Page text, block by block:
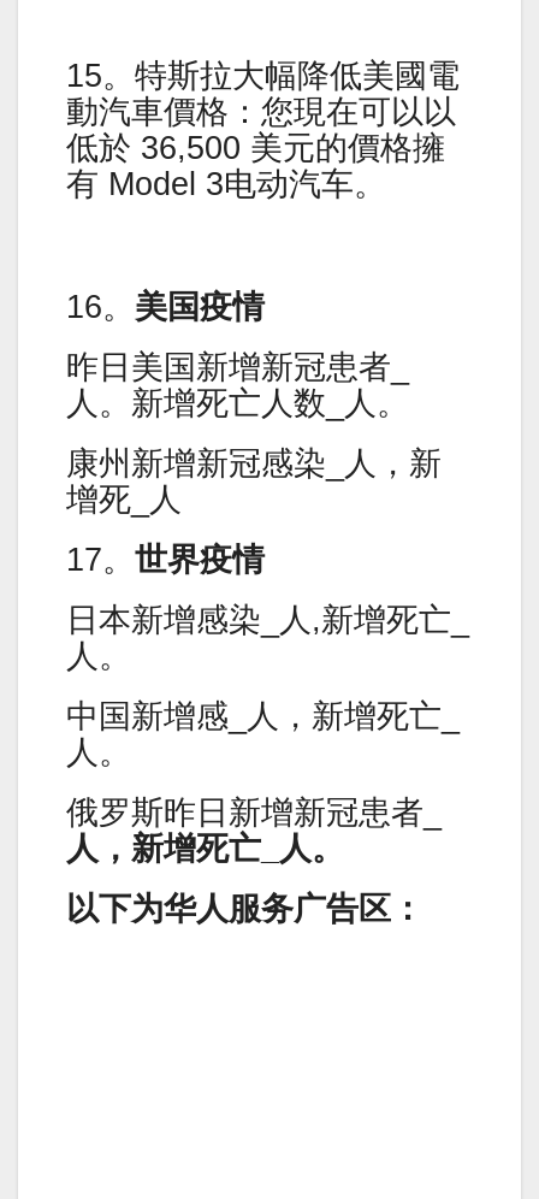
15。特斯拉大幅降低美國電
動汽車價格：您現在可以以
低於 36,500 美元的價格擁
有 Model 3电动汽车。
16。 美国疫情
昨日美国新增新冠患者_
人。新增死亡人数_人。
康州新增新冠感染_人，新
增死_人
17。 世界疫情
日本新增感染_人,新增死亡_
人。
中国新增感_人，新增死亡_
人。
俄罗斯昨日新增新冠患者_
人，新增死亡_人。
以下为华人服务广告区：